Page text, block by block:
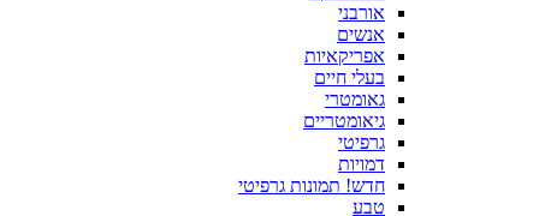
אורבני
אנשים
אפריקאיות
בעלי חיים
גאומטרי
גיאומטריים
גרפיטי
דמויות
חדש! תמונות גרפיטי
טבע